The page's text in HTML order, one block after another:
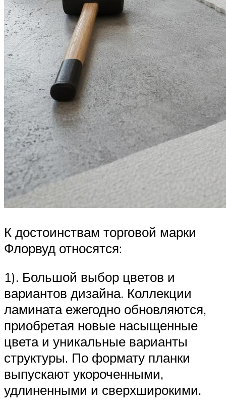
К достоинствам торговой марки
Флорвуд относятся:
1). Большой выбор цветов и
вариантов дизайна. Коллекции
ламината ежегодно обновляются,
приобретая новые насыщенные
цвета и уникальные варианты
структуры. По формату планки
выпускают укороченными,
удлиненными и сверхширокими.